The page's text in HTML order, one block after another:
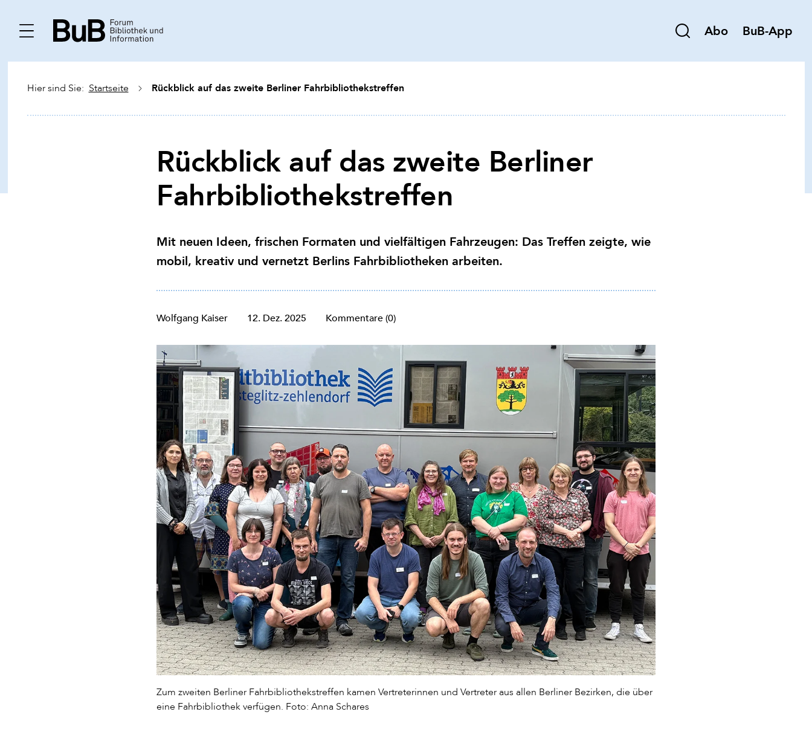
Abo BuB-App
Hier sind Sie: Startseite Rückblick auf das zweite Berliner Fahrbibliothekstreffen
Rückblick auf das zweite Berliner
Fahrbibliothekstreffen
Mit neuen Ideen, frischen Formaten und vielfältigen Fahrzeugen: Das Treffen zeigte, wie
mobil, kreativ und vernetzt Berlins Fahrbibliotheken arbeiten.
Wolfgang Kaiser 12. Dez. 2025 Kommentare (0)
Zum zweiten Berliner Fahrbibliothekstreffen kamen Vertreterinnen und Vertreter aus allen Berliner Bezirken, die über
eine Fahrbibliothek verfügen. Foto: Anna Schares